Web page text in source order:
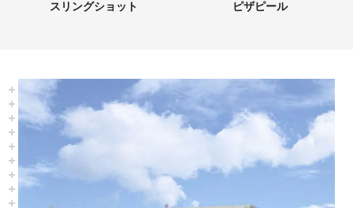
スリングショット ピザピール